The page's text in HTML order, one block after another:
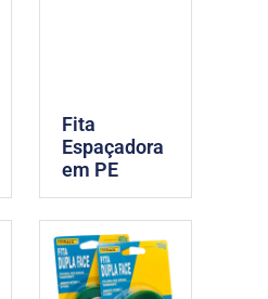
Fita
Espaçadora
em PE